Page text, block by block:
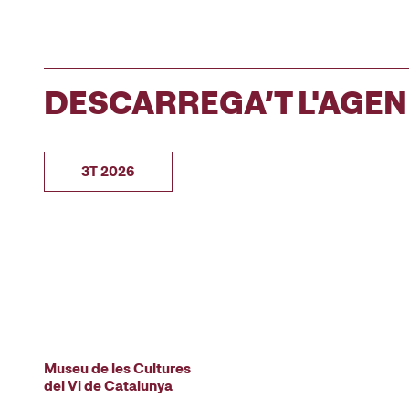
DESCARREGA’T
3T 2026
Museu de les Cultures
del Vi de Catalunya